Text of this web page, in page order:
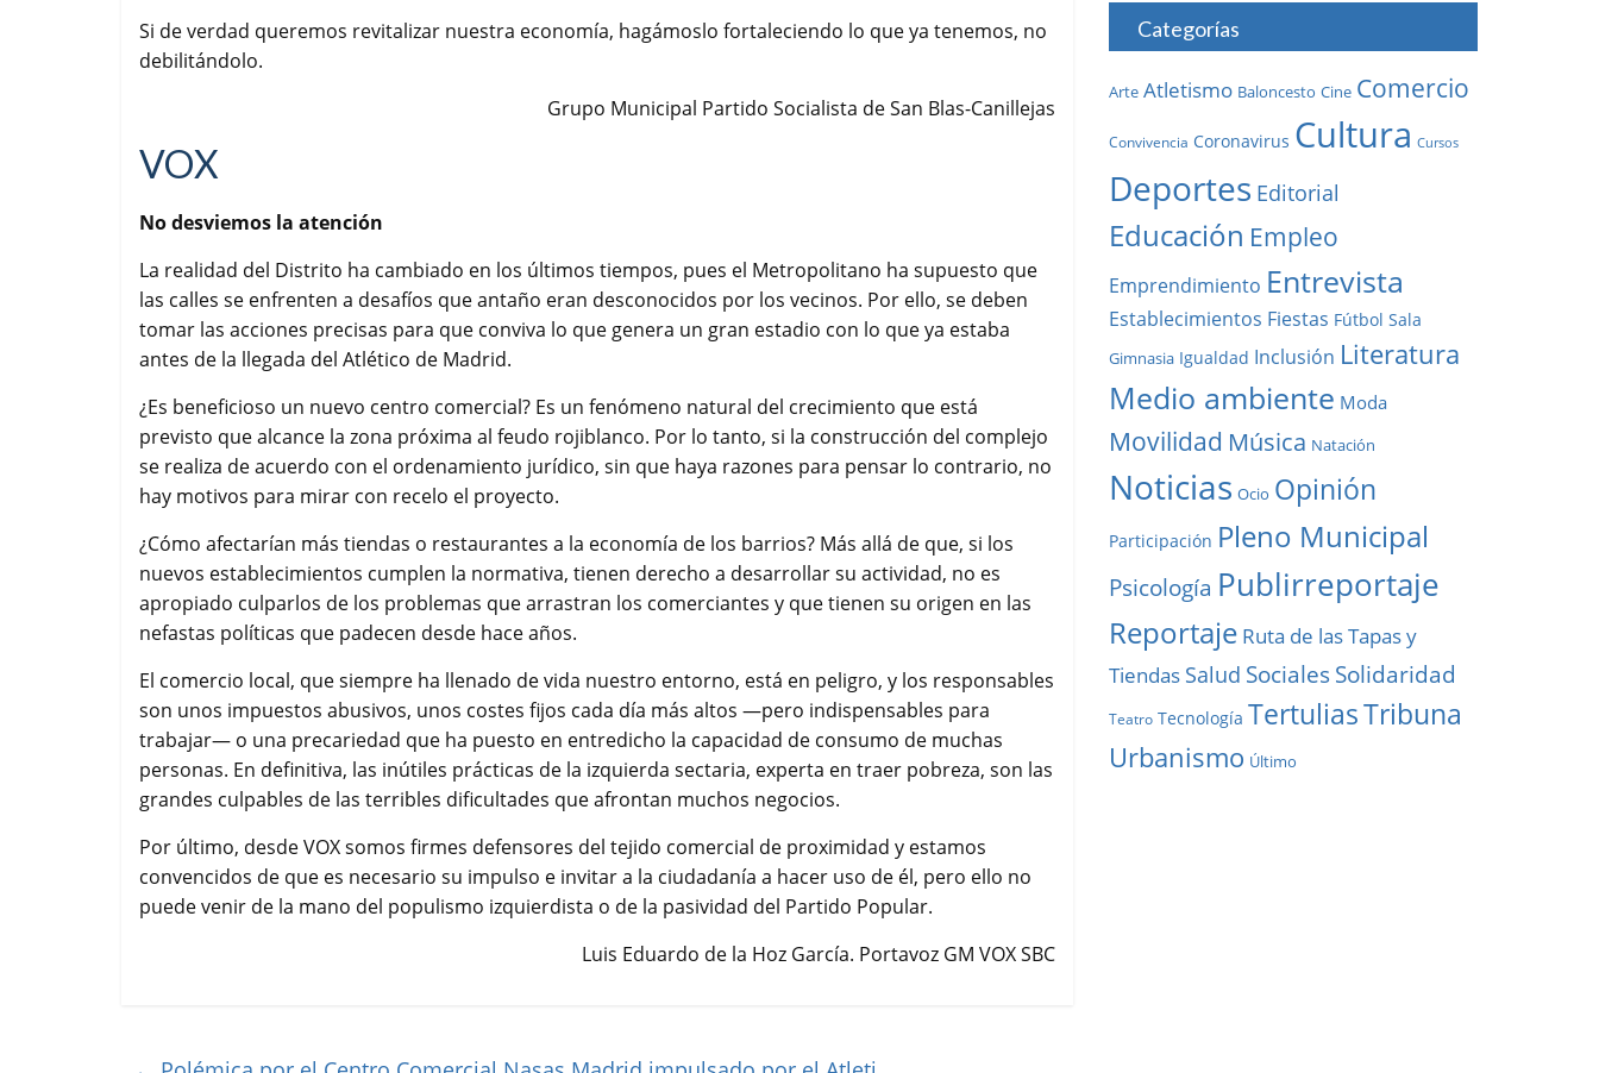
Si de verdad queremos revitalizar nuestra economía, hagámoslo fortaleciendo lo que ya tenemos, no
debilitándolo.
Grupo Municipal Partido Socialista de San Blas-Canillejas
VOX
No desviemos la atención
La realidad del Distrito ha cambiado en los últimos tiempos, pues el Metropolitano ha supuesto que
las calles se enfrenten a desafíos que antaño eran desconocidos por los vecinos. Por ello, se deben
tomar las acciones precisas para que conviva lo que genera un gran estadio con lo que ya estaba
antes de la llegada del Atlético de Madrid.
¿Es beneficioso un nuevo centro comercial? Es un fenómeno natural del crecimiento que está
previsto que alcance la zona próxima al feudo rojiblanco. Por lo tanto, si la construcción del complejo
se realiza de acuerdo con el ordenamiento jurídico, sin que haya razones para pensar lo contrario, no
hay motivos para mirar con recelo el proyecto.
¿Cómo afectarían más tiendas o restaurantes a la economía de los barrios? Más allá de que, si los
nuevos establecimientos cumplen la normativa, tienen derecho a desarrollar su actividad, no es
apropiado culparlos de los problemas que arrastran los comerciantes y que tienen su origen en las
nefastas políticas que padecen desde hace años.
El comercio local, que siempre ha llenado de vida nuestro entorno, está en peligro, y los responsables
son unos impuestos abusivos, unos costes fijos cada día más altos —pero indispensables para
trabajar— o una precariedad que ha puesto en entredicho la capacidad de consumo de muchas
personas. En definitiva, las inútiles prácticas de la izquierda sectaria, experta en traer pobreza, son las
grandes culpables de las terribles dificultades que afrontan muchos negocios.
Por último, desde VOX somos firmes defensores del tejido comercial de proximidad y estamos
convencidos de que es necesario su impulso e invitar a la ciudadanía a hacer uso de él, pero ello no
puede venir de la mano del populismo izquierdista o de la pasividad del Partido Popular.
Luis Eduardo de la Hoz García. Portavoz GM VOX SBC
Categorías
Arte Atletismo Baloncesto Cine Comercio
Convivencia Coronavirus Cultura Cursos
Deportes Editorial
Educación Empleo
Emprendimiento Entrevista
Establecimientos Fiestas Fútbol Sala
Gimnasia Igualdad Inclusión Literatura
Medio ambiente Moda
Movilidad Música Natación
Noticias Ocio Opinión
Participación Pleno Municipal
Psicología Publirreportaje
Reportaje Ruta de las Tapas y
Tiendas Salud SocialesSolidaridad
Teatro Tecnología TertuliasTribuna
Urbanismo Último